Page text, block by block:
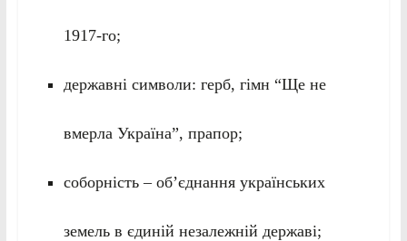
1917-го;
державні символи: герб, гімн “Ще не
вмерла Україна”, прапор;
соборність – об’єднання українських
земель в єдиній незалежній державі;